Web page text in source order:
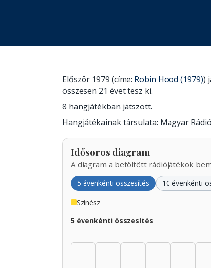
Először 1979 (címe: Robin Hood (1979))
összesen 21 évet tesz ki.
8 hangjátékban játszott.
Hangjátékainak társulata: Magyar
Idősoros diagram
A diagram a betöltött rádiójátékok
5 évenkénti összesítés 10 évenkénti
Színész
5 évenkénti összesítés